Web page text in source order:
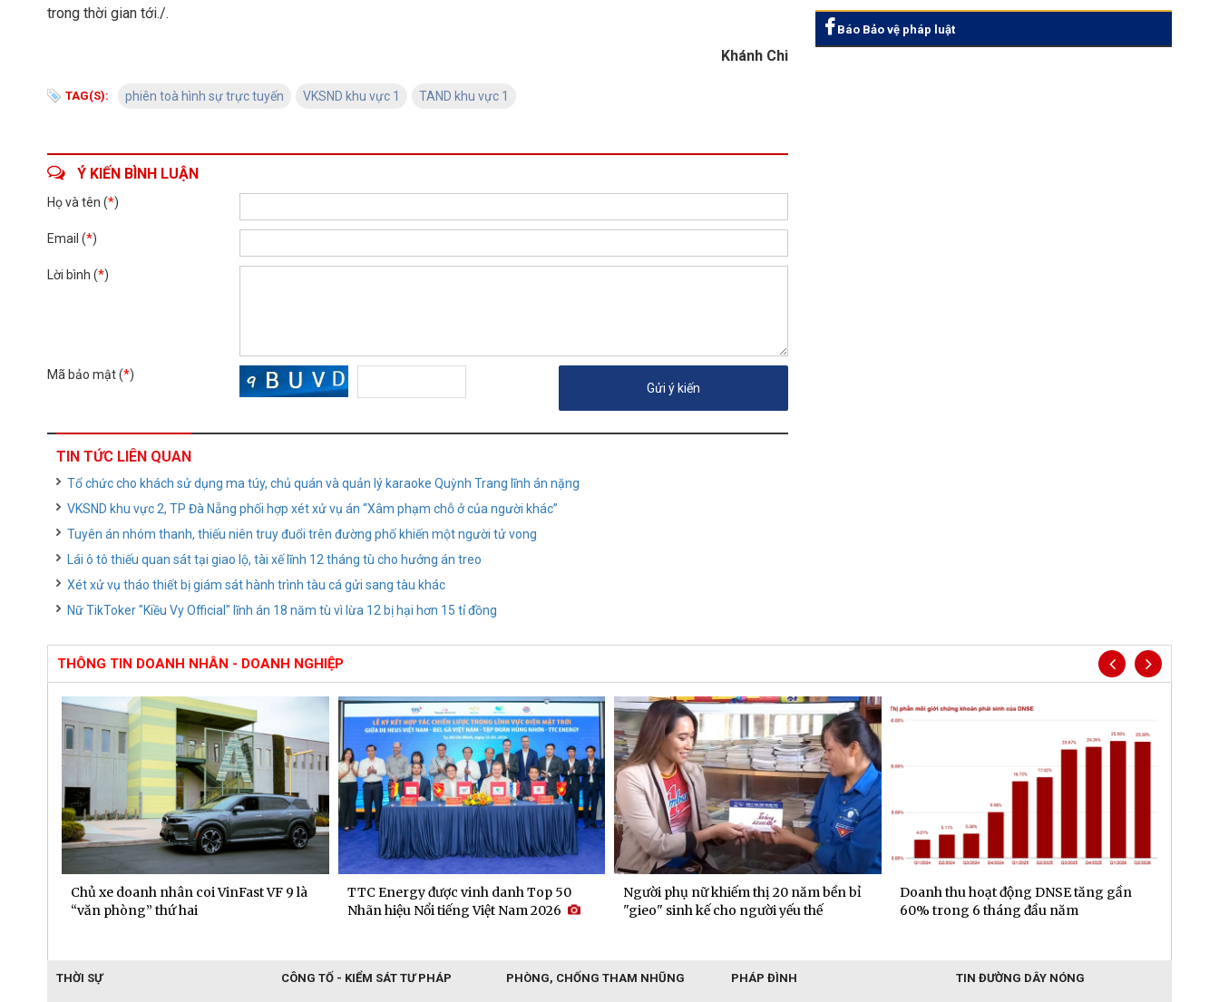
trong thời gian tới./.
Khánh Chi
TAG(S): phiên toà hình sự ​trực tuyến VKSND khu vực 1 TAND khu vực 1
Ý KIẾN BÌNH LUẬN
Họ và tên (*)
Email (*)
Lời bình (*)
Mã bảo mật (*)
TIN TỨC LIÊN QUAN
Tổ chức cho khách sử dụng ma túy, chủ quán và quản lý karaoke Quỳnh Trang lĩnh án nặng
VKSND khu vực 2, TP Đà Nẵng phối hợp xét xử vụ án “Xâm phạm chỗ ở của người khác”
Tuyên án nhóm thanh, thiếu niên truy đuổi trên đường phố khiến một người tử vong
Lái ô tô thiếu quan sát tại giao lộ, tài xế lĩnh 12 tháng tù cho hưởng án treo
Xét xử vụ tháo thiết bị giám sát hành trình tàu cá gửi sang tàu khác
Nữ TikToker "Kiều Vy Official" lĩnh án 18 năm tù vì lừa 12 bị hại hơn 15 tỉ đồng
Báo Bảo vệ pháp luật
THÔNG TIN DOANH NHÂN - DOANH NGHIỆP
Chủ xe doanh nhân coi VinFast VF 9 là
“văn phòng” thứ hai
TTC Energy được vinh danh Top 50
Nhãn hiệu Nổi tiếng Việt Nam 2026
Người phụ nữ khiếm thị 20 năm bền bỉ
"gieo" sinh kế cho người yếu thế
Doanh thu hoạt động DNSE tăng gần
60% trong 6 tháng đầu năm
THỜI SỰ CÔNG TỐ - KIỂM SÁT TƯ PHÁP PHÒNG, CHỐNG THAM NHŨNG PHÁP ĐÌNH TIN ĐƯỜNG DÂY NÓNG